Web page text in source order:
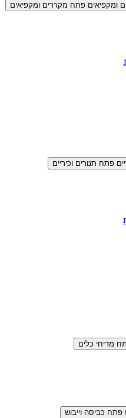
ומקפיאים פתח מקררים ומקפיאים
פתח תנורים וכיריים
מדיחי כלים
פתח כביסה וייבוש